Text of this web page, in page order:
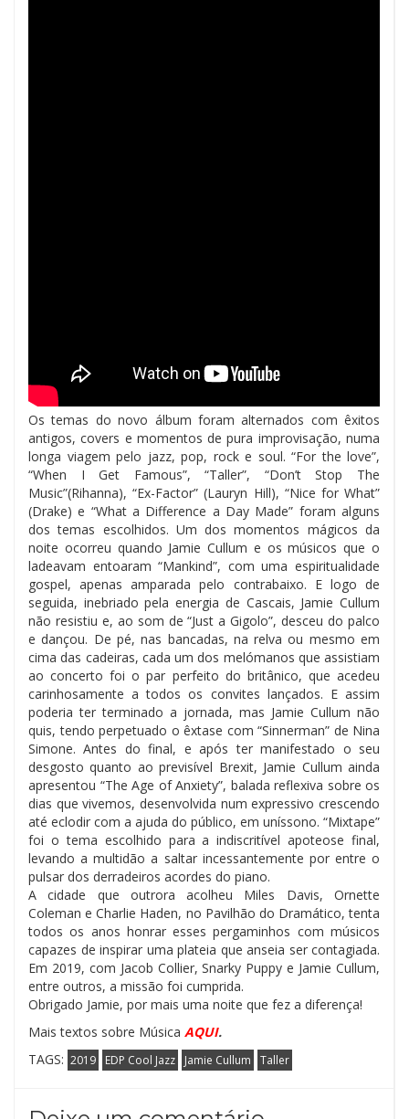
Os temas do novo álbum foram alternados com êxitos
antigos, covers e momentos de pura improvisação, numa
longa viagem pelo jazz, pop, rock e soul. “For the love”,
“When I Get Famous”, “Taller”, “Don’t Stop The
Music”(Rihanna), “Ex-Factor” (Lauryn Hill), “Nice for What”
(Drake) e “What a Difference a Day Made” foram alguns
dos temas escolhidos. Um dos momentos mágicos da
noite ocorreu quando Jamie Cullum e os músicos que o
ladeavam entoaram “Mankind”, com uma espiritualidade
gospel, apenas amparada pelo contrabaixo. E logo de
seguida, inebriado pela energia de Cascais, Jamie Cullum
não resistiu e, ao som de “Just a Gigolo”, desceu do palco
e dançou. De pé, nas bancadas, na relva ou mesmo em
cima das cadeiras, cada um dos melómanos que assistiam
ao concerto foi o par perfeito do britânico, que acedeu
carinhosamente a todos os convites lançados. E assim
poderia ter terminado a jornada, mas Jamie Cullum não
quis, tendo perpetuado o êxtase com “Sinnerman” de Nina
Simone. Antes do final, e após ter manifestado o seu
desgosto quanto ao previsível Brexit, Jamie Cullum ainda
apresentou “The Age of Anxiety”, balada reflexiva sobre os
dias que vivemos, desenvolvida num expressivo crescendo
até eclodir com a ajuda do público, em uníssono. “Mixtape”
foi o tema escolhido para a indiscritível apoteose final,
levando a multidão a saltar incessantemente por entre o
pulsar dos derradeiros acordes do piano.
A cidade que outrora acolheu Miles Davis, Ornette
Coleman e Charlie Haden, no Pavilhão do Dramático, tenta
todos os anos honrar esses pergaminhos com músicos
capazes de inspirar uma plateia que anseia ser contagiada.
Em 2019, com Jacob Collier, Snarky Puppy e Jamie Cullum,
entre outros, a missão foi cumprida.
Obrigado Jamie, por mais uma noite que fez a diferença!
Mais textos sobre Música AQUI.
TAGS: 2019 EDP Cool Jazz Jamie Cullum Taller